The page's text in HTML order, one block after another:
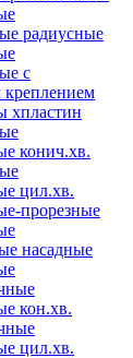
радиусные
с
креплением
хпластин
конич.хв.
цил.хв.
прорезные
насадные
кон.хв.
цил.хв.